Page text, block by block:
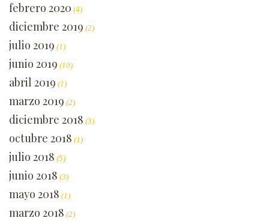
febrero 2020 (4)
diciembre 2019 (2)
julio 2019 (1)
junio 2019 (10)
abril 2019 (1)
marzo 2019 (2)
diciembre 2018 (3)
octubre 2018 (1)
julio 2018 (5)
junio 2018 (3)
mayo 2018 (1)
marzo 2018 (2)